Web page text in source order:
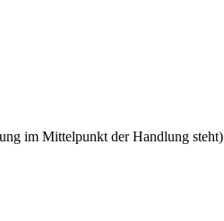
im Mittelpunkt der Handlung steht)